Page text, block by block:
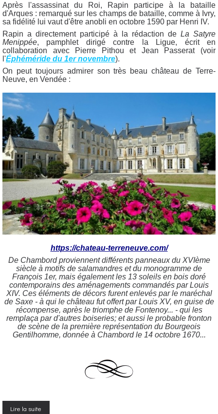
Après l'assassinat du Roi, Rapin participe à la bataille
d'Arques : remarqué sur les champs de bataille, comme à Ivry,
sa fidélité lui vaut d'être anobli en octobre 1590 par Henri IV.
Rapin a directement participé à la rédaction de La Satyre
Menippée, pamphlet dirigé contre la Ligue, écrit en
collaboration avec Pierre Pithou et Jean Passerat (voir
l'Éphéméride du 1er novembre).
On peut toujours admirer son très beau château de Terre-
Neuve, en Vendée :
https://chateau-terreneuve.com/
De Chambord proviennent différents panneaux du XVIème
siècle à motifs de salamandres et du monogramme de
François 1er, mais également les 13 soleils en bois doré
contemporains des aménagements commandés par Louis
XIV. Ces éléments de décors furent enlevés par le maréchal
de Saxe - à qui le château fut offert par Louis XV, en guise de
récompense, après le triomphe de Fontenoy... - qui les
remplaça par d'autres boiseries; et aussi le probable fronton
de scène de la première représentation du Bourgeois
Gentilhomme, donnée à Chambord le 14 octobre 1670...
Lire la suite